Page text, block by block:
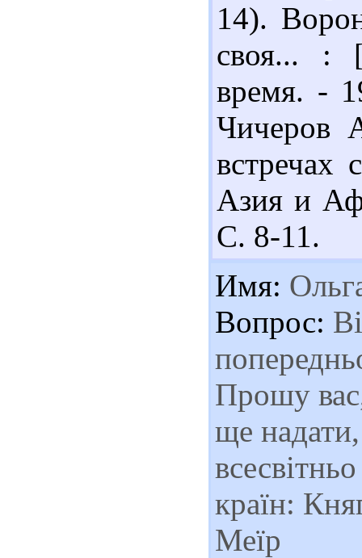
14).
своя... :
время. -
Чичеров
Азия и
С. 8-11.
Имя:
Вопрос:
Прошу
ще
країн:
Меїр